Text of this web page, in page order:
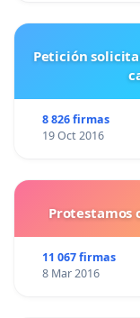
Petición solicitando a FISA mantener el remo de la
8 826 firmas
19 Oct 2016
Protestamos
11 067 firmas
8 Mar 2016